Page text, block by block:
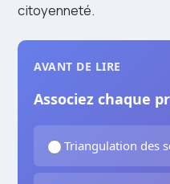
citoyenneté.
AVANT DE LIRE
Associez chaque
Triangulation des